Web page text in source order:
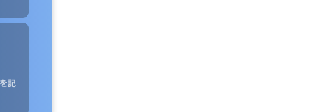
記